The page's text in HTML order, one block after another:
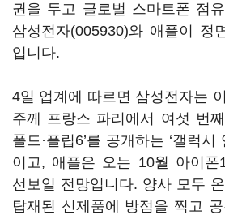
권을 두고 글로벌 스마트폰 점
삼성전자(005930)와 애플이 정
입니다.
4일 업계에 따르면 삼성전자는
주께 프랑스 파리에서 여섯 번
폴드·플립6’를 공개하는 ‘갤럭시
이고, 애플은 오는 10월 아이폰
선보일 전망입니다. 양사 모두
탑재된 신제품에 방점을 찍고